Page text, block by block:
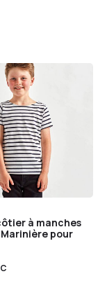
à manches
pour